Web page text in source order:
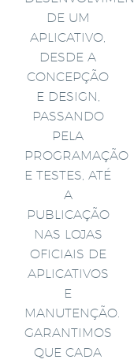
DE UM
APLICATIVO,
DESDE A
CONCEPÇÃO
E DESIGN,
PASSANDO
PELA
PROGRAMAÇÃO
E TESTES, ATÉ
A
PUBLICAÇÃO
NAS LOJAS
OFICIAIS DE
APLICATIVOS
E
MANUTENÇÃO.
GARANTIMOS
QUE CADA